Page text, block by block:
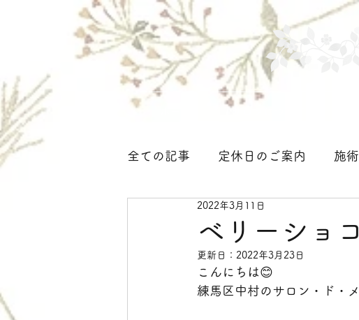
全ての記事 定休日のご案内 施
着付け、ヘアセット＜大人＞
ベリーショ
2022年3月11日
更新日： 2022年3月23日
こんにちは😊
練馬区中村のサロン・ド・